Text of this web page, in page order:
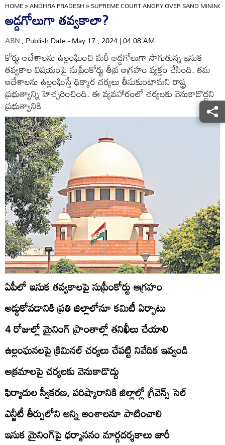
HOME»ANDHRA PRADESH»SUPREME COURT ANGRY OVER SAND MINING
అడ్డగోలుగా తవ్వకాలా?
ABN, Publish Date - May 17 , 2024 | 04:08 AM
కోర్టు ఆదేశాలను ఉల్లంఘించి మరీ అడ్డగోలుగా సాగుతున్న ఇసుక
తవ్వకాల విషయంపై సుప్రీంకోర్టు తీవ్ర ఆగ్రహం వ్యక్తం చేసింది. తమ
ఆదేశాలను ఉల్లంఘిస్తే ధిక్కార చర్యలు తీసుకుంటామని రాష్ట్ర
ప్రభుత్వాన్ని హెచ్చరించింది. ఈ వ్యవహారంలో చర్యలకు వెనుకాడొద్దని
ప్రభుత్వానికి
ఏపీలో ఇసుక తవ్వకాలపై సుప్రీంకోర్టు ఆగ్రహం
అడ్డుకోవడానికి ప్రతి జిల్లాలోనూ కమిటీ ఏర్పాటు
4 రోజుల్లో మైనింగ్‌ ప్రాంతాల్లో తనిఖీలు చేయాలి
ఉల్లంఘనలపై క్రిమినల్‌ చర్యలు చేపట్టి నివేదిక ఇవ్వండి
అక్రమాలపై చర్యలకు వెనుకాడొద్దు
ఫిర్యాదుల స్వీకరణ, పరిష్కారానికి జిల్లాల్లో గ్రీవెన్స్‌ సెల్‌
ఎన్జీటీ తీర్పులోని అన్ని అంశాలనూ పాటించాలి
ఇసుక మైనింగ్‌పై ధర్మాసనం మార్గదర్శకాలు జారీ